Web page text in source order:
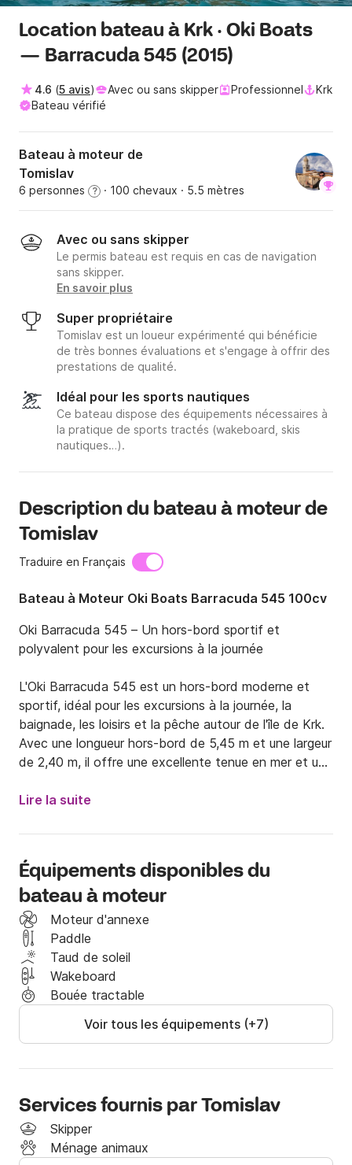
Location bateau à Krk · Oki Boats
— Barracuda 545 (2015)
4.6 (5 avis) Avec ou sans skipper Professionnel
Krk
Bateau vérifié
Bateau à moteur de
Tomislav
6 personnes ? · 100 chevaux · 5.5 mètres
Avec ou sans skipper
Le permis bateau est requis en cas de navigation
sans skipper.
En savoir plus
Super propriétaire
Tomislav est un loueur expérimenté qui bénéficie
de très bonnes évaluations et s'engage à offrir des
prestations de qualité.
Idéal pour les sports nautiques
Ce bateau dispose des équipements nécessaires à
la pratique de sports tractés (wakeboard, skis
nautiques…).
Description du bateau à moteur de
Tomislav
Traduire en Français
Bateau à Moteur Oki Boats Barracuda 545 100cv
Oki Barracuda 545 – Un hors-bord sportif et
polyvalent pour les excursions à la journée
L'Oki Barracuda 545 est un hors-bord moderne et
sportif, idéal pour les excursions à la journée, la
baignade, les loisirs et la pêche autour de l'île de Krk.
Avec une longueur hors-bord de 5,45 m et une largeur
de 2,40 m, il offre une excellente tenue en mer et un
Propulsé par un moteur hors-bord Honda de 100 CV, il
une vitesse de croisière confortable d'environ 20
nœuds. Le bateau est équipé d'un réservoir de
carburant de 120 litres et d'un réservoir d'eau de 40
litres, ainsi que d'un équipement complet de
navigation et de sécurité, pour une journée en mer
agréable et sans stress.
✅ Principaux avantages
• Design sportif et attrayant – idéal pour les sorties
• Navigation stable et maniabilité aisée
• Vitesse idéale pour la croisière et les loisirs
• Espace confortable pour jusqu'à 6 personnes
Lire la suite
Équipements disponibles du
bateau à moteur
Moteur d'annexe
Paddle
Taud de soleil
Wakeboard
Bouée tractable
Voir tous les équipements (+7)
Services fournis par Tomislav
Skipper
Ménage animaux